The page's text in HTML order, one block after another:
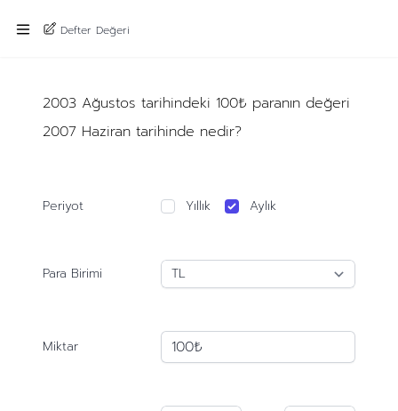
Defter Değeri
2003 Ağustos tarihindeki 100₺ paranın değeri
2007 Haziran tarihinde nedir?
Periyot Yıllık Aylık
Para Birimi
Miktar